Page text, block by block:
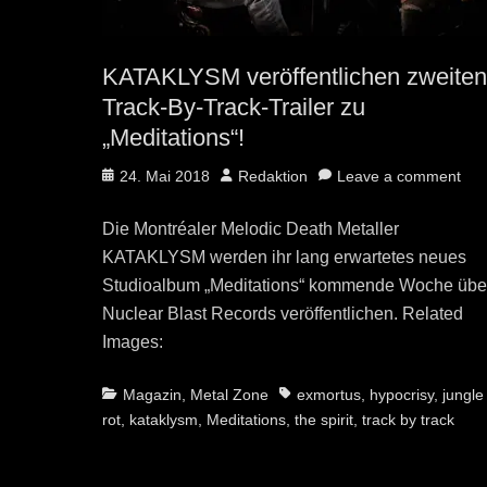
KATAKLYSM veröffentlichen zweiten
Track-By-Track-Trailer zu
„Meditations“!
Posted
24. Mai 2018 Author
Redaktion Leave a comment
Die Montréaler Melodic Death Metaller
KATAKLYSM werden ihr lang erwartetes neues
Studioalbum „Meditations“ kommende Woche
Nuclear Blast Records veröffentlichen. Related
Images:
Categories
Magazin, Metal Zone Tagsexmortus, hypocrisy, jungle
rot, kataklysm, Meditations,the spirit,track by track